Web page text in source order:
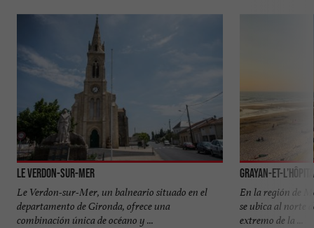
Le Verdon-sur-Mer
Le Verdon-sur-Mer, un balneario situado en el
departamento de Gironda, ofrece una
combinación única de océano y ...
Grayan-et-
En la región de
se ubica al norte
extremo de la ...